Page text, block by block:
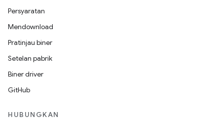
Persyaratan
Mendownload
Pratinjau biner
Setelan pabrik
Biner driver
GitHub
HUBUNGKAN